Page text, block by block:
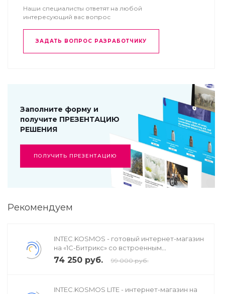
Наши специалисты ответят на любой
интересующий вас вопрос
ЗАДАТЬ ВОПРОС РАЗРАБОТЧИКУ
Заполните форму и
получите ПРЕЗЕНТАЦИЮ
РЕШЕНИЯ
ПОЛУЧИТЬ ПРЕЗЕНТАЦИЮ
Рекомендуем
INTEC.KOSMOS - готовый интернет-магазин
на «1С-Битрикс» со встроенным
искусственным интеллектом
74 250 руб. 99 000 руб.
INTEC.KOSMOS LITE - интернет-магазин на